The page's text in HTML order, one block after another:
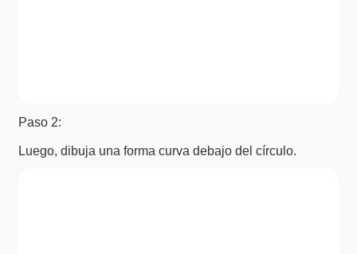
Paso 2:
Luego, dibuja una forma curva debajo del círculo.